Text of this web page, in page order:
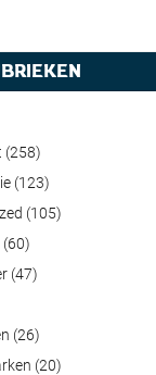
(258)
(123)
(105)
(60)
(47)
(26)
(20)